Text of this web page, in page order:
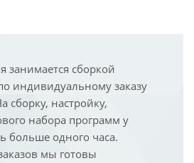
занимается сборкой
индивидуальному заказу
сборку, настройку,
набора программ у
больше одного часа.
мы готовы